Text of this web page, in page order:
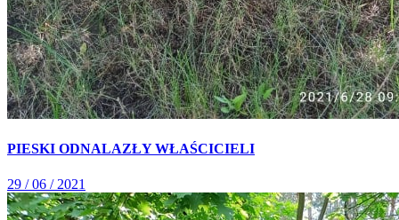
PIESKI ODNALAZŁY WŁAŚCICIELI
29 / 06 / 2021